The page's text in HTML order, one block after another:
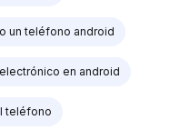
un teléfono android
en android
teléfono